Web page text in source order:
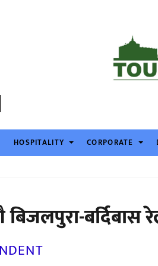
HOSPITALITY CORPORATE
बर्दिबास